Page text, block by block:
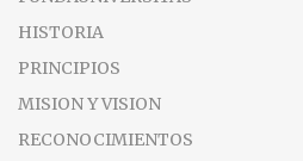
HISTORIA
PRINCIPIOS
MISION Y VISION
RECONOCIMIENTOS